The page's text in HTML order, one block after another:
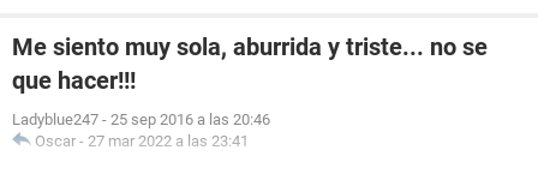
Me siento muy sola, aburrida y triste... no se
que hacer!!!
Ladyblue247 - 25 sep 2016 a las 20:46
Oscar - 27 mar 2022 a las 23:41